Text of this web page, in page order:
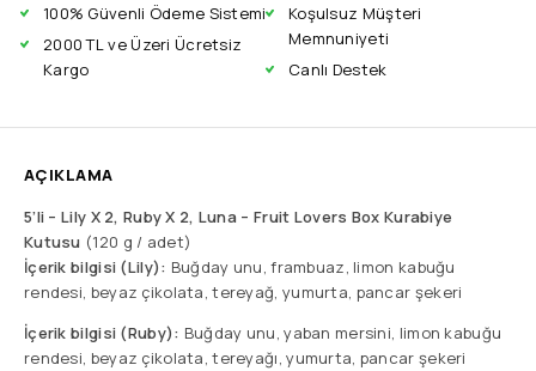
100% Güvenli Ödeme Sistemi
2000 TL ve Üzeri Ücretsiz
Kargo
Koşulsuz Müşteri
Memnuniyeti
Canlı Destek
AÇIKLAMA
5’li – Lily X 2, Ruby X 2, Luna – Fruit Lovers Box Kurabiye
Kutusu (120 g / adet)
İçerik bilgisi (Lily): Buğday unu, frambuaz, limon kabuğu
rendesi, beyaz çikolata, tereyağ, yumurta, pancar şekeri
İçerik bilgisi (Ruby): Buğday unu, yaban mersini, limon kabuğu
rendesi, beyaz çikolata, tereyağı, yumurta, pancar şekeri